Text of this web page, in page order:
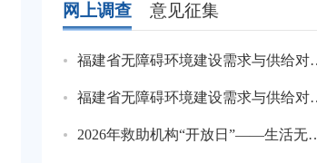
网上调查 意见征集
福建省无障碍环境建设需求与供给对接调查问卷（面向老年人机构）
福建省无障碍环境建设需求与供给对接调查问卷（面向老年人）
2026年救助机构“开放日”——生活无着的流散人员救助管理工作知识问答